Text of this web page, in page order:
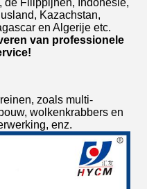
de Filippijnen, Indonesië,
Kazachstan,
en Algerije etc.
van professionele
zoals multi-
wolkenkrabbers en
enz.